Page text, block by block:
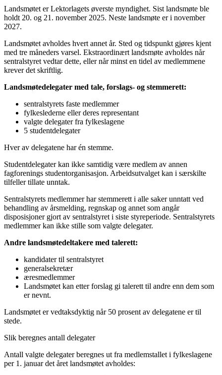
Landsmøtet er Lektorlagets øverste myndighet. Sist landsmøte ble
holdt 20. og 21. november 2025. Neste landsmøte er i november
2027.
Landsmøtet avholdes hvert annet år. Sted og tidspunkt gjøres kjent
med tre måneders varsel. Ekstraordinært landsmøte avholdes når
sentralstyret vedtar dette, eller når minst en tidel av medlemmene
krever det skriftlig.
Landsmøtedelegater med tale, forslags- og stemmerett:
sentralstyrets faste medlemmer
fylkeslederne eller deres representant
valgte delegater fra fylkeslagene
5 studentdelegater
Hver av delegatene har én stemme.
Studentdelegater kan ikke samtidig være medlem av annen
fagforenings studentorganisasjon. Arbeidsutvalget kan i særskilte
tilfeller tillate unntak.
Sentralstyrets medlemmer har stemmerett i alle saker unntatt ved
behandling av årsmelding, regnskap og annet som angår
disposisjoner gjort av sentralstyret i siste styreperiode. Sentralstyrets
medlemmer kan ikke stille som valgte delegater.
Andre landsmøtedeltakere med talerett:
kandidater til sentralstyret
generalsekretær
æresmedlemmer
Landsmøtet kan etter forslag gi talerett til andre enn dem som
er nevnt.
Landsmøtet er vedtaksdyktig når 50 prosent av delegatene er til
stede.
Slik beregnes antall delegater
Antall valgte delegater beregnes ut fra medlemstallet i fylkeslagene
per 1. januar det året landsmøtet avholdes: